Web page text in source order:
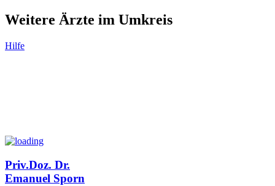
Weitere Ärzte im Umkreis
Hilfe
Priv.Doz. Dr.
Emanuel Sporn